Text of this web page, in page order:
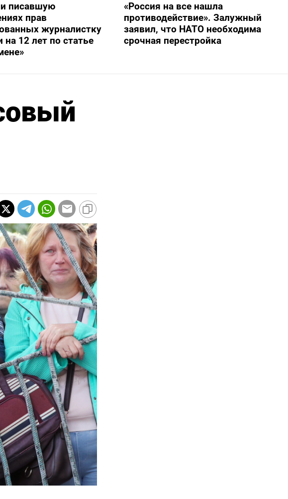
писавшую
прав
журналистку
на 12 лет по статье
«Россия на все нашла
противодействие». Залужный
заявил, что НАТО необходима
срочная перестройка